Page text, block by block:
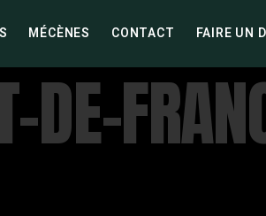
MÉCÈNES CONTACT FAIRE UN
DE-